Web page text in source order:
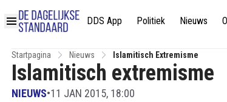
DDS App Politiek Nieuws
Startpagina Nieuws Islamitisch Extremisme
Islamitisch extremisme
NIEUWS•11 JAN 2015, 18:00